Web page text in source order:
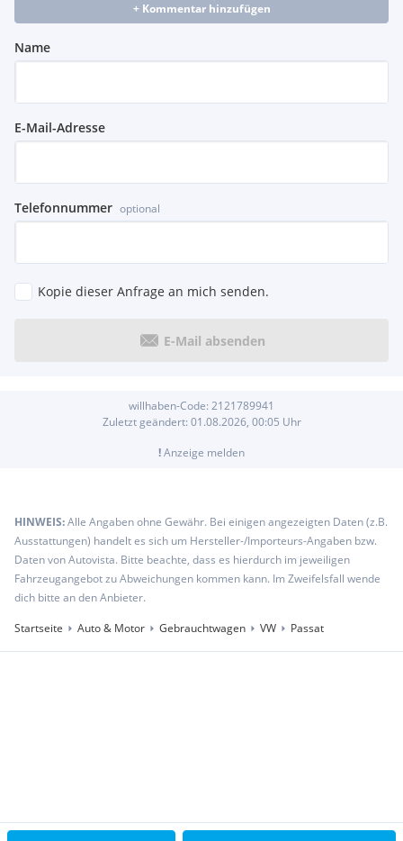
+ Kommentar hinzufügen
Name
E-Mail-Adresse
Telefonnummer optional
Kopie dieser Anfrage an mich senden.
E-Mail absenden
willhaben-Code: 2121789941
Zuletzt geändert: 01.08.2026, 00:05 Uhr
!Anzeige melden
HINWEIS:Alle Angaben ohne Gewähr. Bei einigen angezeigten Daten (z.B.
Ausstattungen) handelt es sich um Hersteller-/Importeurs-Angaben bzw.
Daten von Autovista. Bitte beachte, dass es hierdurch im jeweiligen
Fahrzeugangebot zu Abweichungen kommen kann. Im Zweifelsfall wende
dich bitte an den Anbieter.
Startseite
Auto & Motor Gebrauchtwagen VW Passat